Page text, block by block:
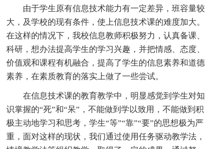
由于学生原有信息技术能力有一定差异，班容量较
大，及学校的现有条件，使上信息技术课的难度加大。
在这样的情况下，我校信息教师积极努力，认真备课、
科研，想办法提高学生的学习兴趣，并把情感、态度、
价值观和课程有机融合，提高了学生的信息素养和道德
素养，在素质教育的落实上做了一些尝试。
在信息技术课的教育教学中，明显感觉到学生对知
识掌握的“死”和“呆”，不能做到学以致用，不能做到积
极主动地学习和思考，学生“等”“靠”“要”的思想极为严
重，面对这样的现状，我们通过使用任务驱动教学法，